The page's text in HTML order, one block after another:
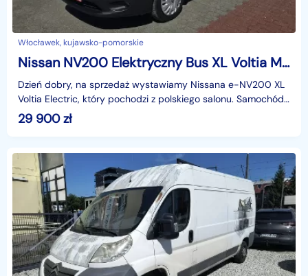
Włocławek, kujawsko-pomorskie
Nissan NV200 Elektryczny Bus XL Voltia Max Wysoki Salon Polska Serwis ASO Nissan
Dzień dobry, na sprzedaż wystawiamy Nissana e-NV200 XL
Voltia Electric, który pochodzi z polskiego salonu. Samochód
od nowości miał jednego właściciela, jest be
29 900zł